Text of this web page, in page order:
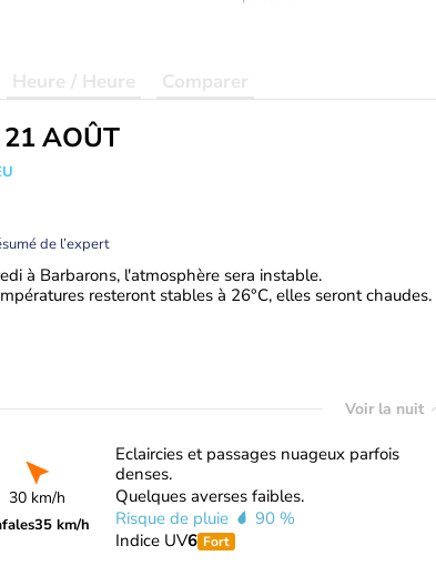
Heure / Heure Comparer
21 AOÛT
de l’expert
à Barbarons, l'atmosphère sera instable.
resteront stables à 26°C, elles seront chaudes.
Voir la nuit
30 km/h
35 km/h
Eclaircies et passages nuageux parfois
denses.
Quelques averses faibles.
Risque de pluie
90 %
Indice UV6 Fort